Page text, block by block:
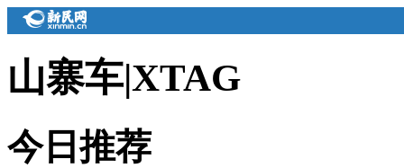
山寨车|XTAG
今日推荐